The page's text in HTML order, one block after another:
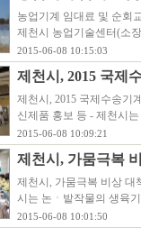
농업기계 임대료 및 순회
제천시 농업기술센터(소
2015-06-08 10:15:03
제천시, 2015 국제
제천시, 2015 국제수송기
신제품 홍보 등 - 제천시
2015-06-08 10:09:21
제천시, 가뭄극복
제천시, 가뭄극복 비상 대
시는 논ㆍ밭작물의 생육
2015-06-08 10:01:50